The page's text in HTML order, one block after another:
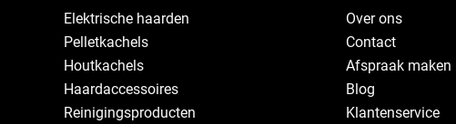
Elektrische haarden
Pelletkachels
Houtkachels
Haardaccessoires
Reinigingsproducten
Over ons
Contact
Afspraak maken
Blog
Klantenservice